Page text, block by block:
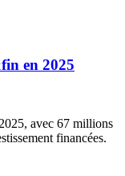
en 2025
avec 67 millions
financées.